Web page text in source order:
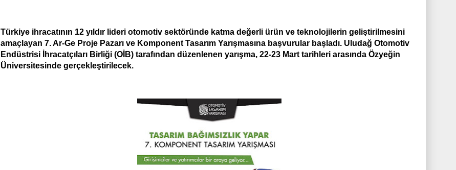
Türkiye ihracatının 12 yıldır lideri otomotiv sektöründe katma değerli ürün ve teknolojilerin geliştirilmesini
amaçlayan 7. Ar-Ge Proje Pazarı ve Komponent Tasarım Yarışmasına başvurular başladı. Uludağ Otomotiv
Endüstrisi İhracatçıları Birliği (OİB) tarafından düzenlenen yarışma, 22-23 Mart tarihleri arasında Özyeğin
Üniversitesinde gerçekleştirilecek.